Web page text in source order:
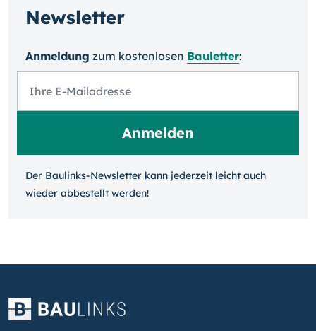
Newsletter
Anmeldung zum kosten­losen Bauletter:
Der Baulinks-Newsletter kann jeder­zeit leicht auch
wieder ab­bestellt werden!